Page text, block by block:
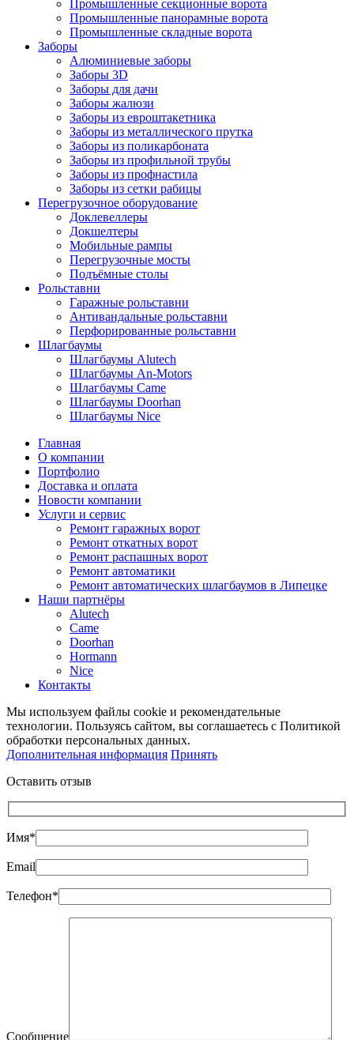
Промышленные секционные ворота
Промышленные панорамные ворота
Промышленные складные ворота
Заборы
Алюминиевые заборы
Заборы 3D
Заборы для дачи
Заборы жалюзи
Заборы из евроштакетника
Заборы из металлического прутка
Заборы из поликарбоната
Заборы из профильной трубы
Заборы из профнастила
Заборы из сетки рабицы
Перегрузочное оборудование
Доклевеллеры
Докшелтеры
Мобильные рампы
Перегрузочные мосты
Подъёмные столы
Рольставни
Гаражные рольставни
Антивандальные рольставни
Перфорированные рольставни
Шлагбаумы
Шлагбаумы Alutech
Шлагбаумы An-Motors
Шлагбаумы Came
Шлагбаумы Doorhan
Шлагбаумы Nice
Главная
О компании
Портфолио
Доставка и оплата
Новости компании
Услуги и сервис
Ремонт гаражных ворот
Ремонт откатных ворот
Ремонт распашных ворот
Ремонт автоматики
Ремонт автоматических шлагбаумов в Липецке
Наши партнёры
Alutech
Came
Doorhan
Hormann
Nice
Контакты
Мы используем файлы cookie и рекомендательные
технологии. Пользуясь сайтом, вы соглашаетесь с Политикой
обработки персональных данных.
Дополнительная информация Принять
Оставить отзыв
Имя*
Email
Телефон*
Сообщение